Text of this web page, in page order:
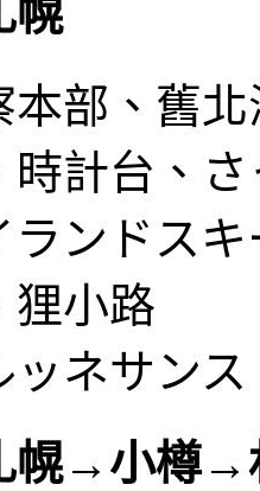
幌
本部、舊
時計台、
ランドスキ
狸小路
ッネサンス
幌→小樽→